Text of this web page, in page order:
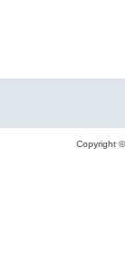
Copyright